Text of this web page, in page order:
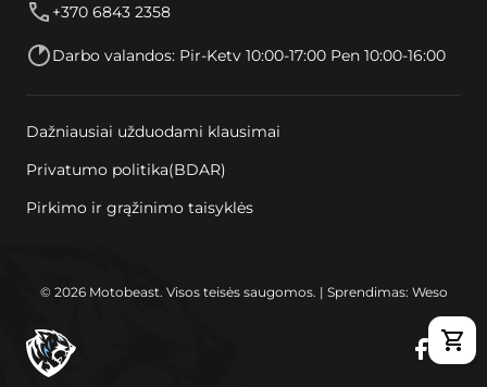
+370 6843 2358
Darbo valandos: Pir-Ketv 10:00-17:00 Pen 10:00-16:00
Dažniausiai užduodami klausimai
Privatumo politika(BDAR)
Pirkimo ir grąžinimo taisyklės
© 2026 Motobeast. Visos teisės saugomos. | Sprendimas: Weso